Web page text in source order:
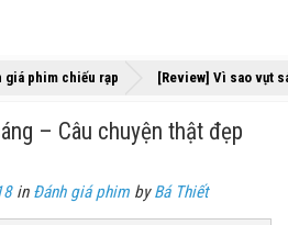
giá phim chiếu rạp [Review] Vì sao vụt
– Câu chuyện thật đẹp
in Đánh giá phim byBá Thiết